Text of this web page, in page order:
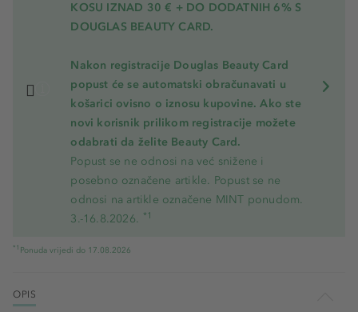
KOSU IZNAD 30 € + DO DODATNIH 6% S
DOUGLAS BEAUTY CARD.
Nakon registracije Douglas Beauty Card
popust će se automatski obračunavati u
košarici ovisno o iznosu kupovine. Ako ste
novi korisnik prilikom registracije možete
odabrati da želite Beauty Card.
Popust se ne odnosi na već snižene i
posebno označene artikle. Popust se ne
odnosi na artikle označene MINT ponudom.
3.-16.8.2026. *1
*1 Ponuda vrijedi do 17.08.2026
OPIS